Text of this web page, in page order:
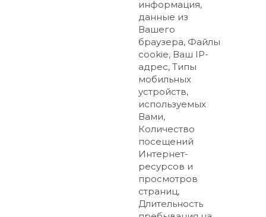
информация,
данные из
Вашего
браузера, Файлы
cookie, Ваш IP-
адрес, Типы
мобильных
устройств,
используемых
Вами,
Количество
посещений
Интернет-
ресурсов и
просмотров
страниц,
Длительность